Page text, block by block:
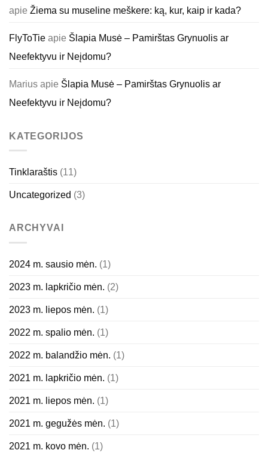
apie Žiema su museline meškere: ką, kur, kaip ir kada?
FlyToTie apie Šlapia Musė – Pamirštas Grynuolis ar
Neefektyvu ir Neįdomu?
Marius apie Šlapia Musė – Pamirštas Grynuolis ar
Neefektyvu ir Neįdomu?
KATEGORIJOS
Tinklaraštis (11)
Uncategorized (3)
ARCHYVAI
2024 m. sausio mėn. (1)
2023 m. lapkričio mėn. (2)
2023 m. liepos mėn. (1)
2022 m. spalio mėn. (1)
2022 m. balandžio mėn. (1)
2021 m. lapkričio mėn. (1)
2021 m. liepos mėn. (1)
2021 m. gegužės mėn. (1)
2021 m. kovo mėn. (1)